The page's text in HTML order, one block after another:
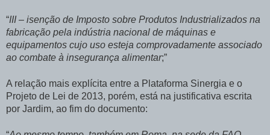
“III – isenção de Imposto sobre Produtos Industrializados na
fabricação pela indústria nacional de máquinas e
equipamentos cujo uso esteja comprovadamente associado
ao combate à insegurança alimentar;”
A relação mais explícita entre a Plataforma Sinergia e o
Projeto de Lei de 2013, porém, está na justificativa escrita
por Jardim, ao fim do documento: